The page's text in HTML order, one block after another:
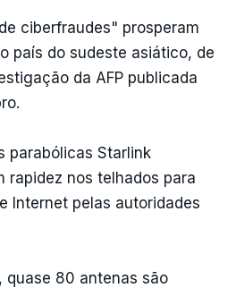
ciberfraudes" prosperam
país do sudeste asiático, de
da AFP publicada
parabólicas Starlink
rapidez nos telhados para
Internet pelas autoridades
quase 80 antenas são